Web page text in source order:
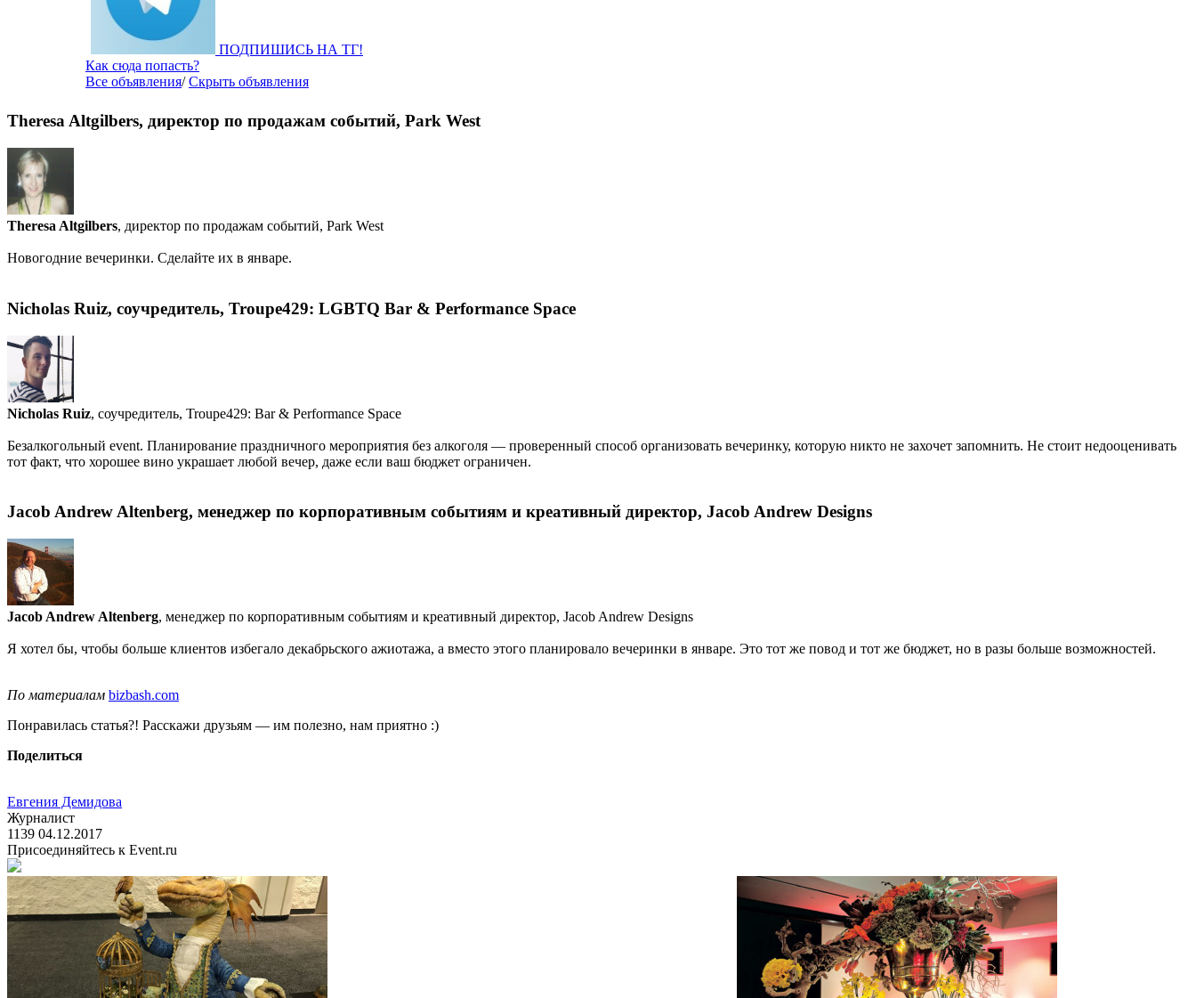
ПОДПИШИСЬ НА ТГ!
Как сюда попасть?
Все объявления/Скрыть объявления
Theresa Altgilbers, директор по продажам событий, Park West
Theresa Altgilbers, директор по продажам событий, Park West
Новогодние вечеринки. Сделайте их в январе.
Nicholas Ruiz, соучредитель, Troupe429: LGBTQ Bar & Performance Space
Nicholas Ruiz, соучредитель, Troupe429: Bar & Performance Space
Безалкогольный event. Планирование праздничного мероприятия без алкоголя — проверенный способ организовать вечеринку, которую никто не захочет запомнить. Не стоит недооценивать
тот факт, что хорошее вино украшает любой вечер, даже если ваш бюджет ограничен.
Jacob Andrew Altenberg, менеджер по корпоративным событиям и креативный директор, Jacob Andrew Designs
Jacob Andrew Altenberg, менеджер по корпоративным событиям и креативный директор, Jacob Andrew Designs
Я хотел бы, чтобы больше клиентов избегало декабрьского ажиотажа, а вместо этого планировало вечеринки в январе. Это тот же повод и тот же бюджет, но в разы больше возможностей.
По материалам bizbash.com
Понравилась статья?! Расскажи друзьям — им полезно, нам приятно :)
Поделиться
Евгения Демидова
Журналист
1139 04.12.2017
Присоединяйтесь к Event.ru